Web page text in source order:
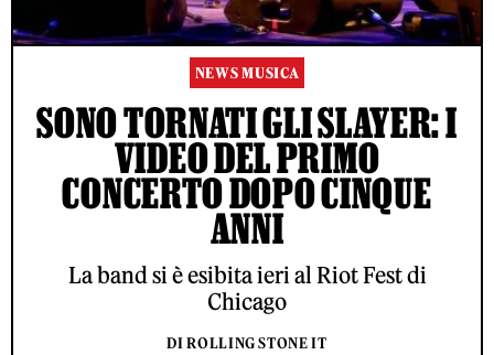
NEWS MUSICA
SONO TORNATI GLI SLAYER: I
VIDEO DEL PRIMO
CONCERTO DOPO CINQUE
ANNI
La band si è esibita ieri al Riot Fest di
Chicago
DI ROLLING STONE IT